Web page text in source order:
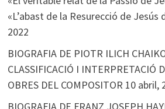
«L’abast de la Resurecció de Jesús
2022
BIOGRAFIA DE PIOTR ILICH
CLASSIFICACIÓ I INTERPRETACIÓ
OBRES DEL COMPOSITOR 10 abril,